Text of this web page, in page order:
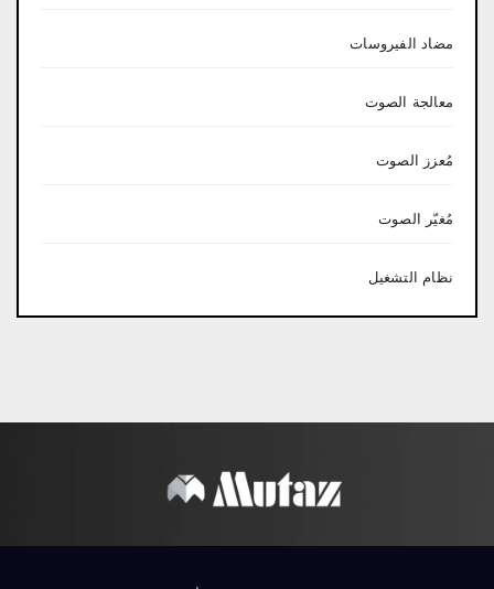
مضاد الفيروسات
معالجة الصوت
مُعزز الصوت
مُغيّر الصوت
نظام التشغيل